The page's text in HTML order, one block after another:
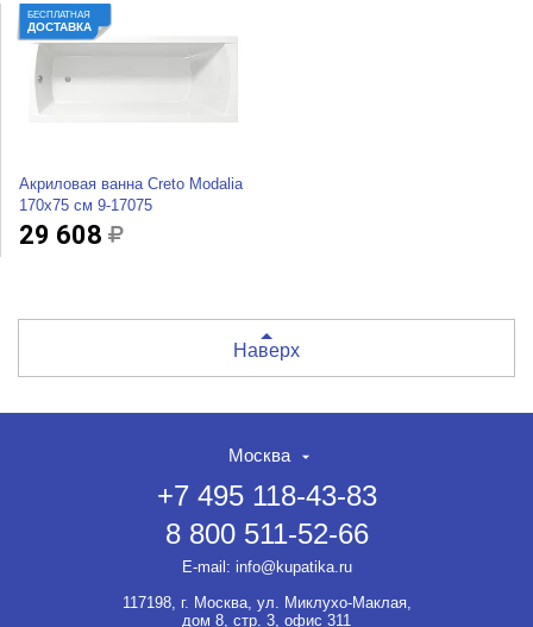
НЕТ СКИДКИ НА ТОВАР?!
ОФОРМЛЯЙТЕ ЗАКАЗ И
ВЫ ПОЛУЧИТЕ ЕЁ ДО 20%
Если товар не участвует ни в
БЕСПЛАТНАЯ
ДОСТАВКА
Акриловая ванна Creto Modalia
170x75 см 9-17075
29 608
Наверх
Москва
+7 495 118-43-83
8 800 511-52-66
E-mail: info@kupatika.ru
117198, г. Москва, ул. Миклухо-Маклая,
дом 8, стр. 3, офис 311